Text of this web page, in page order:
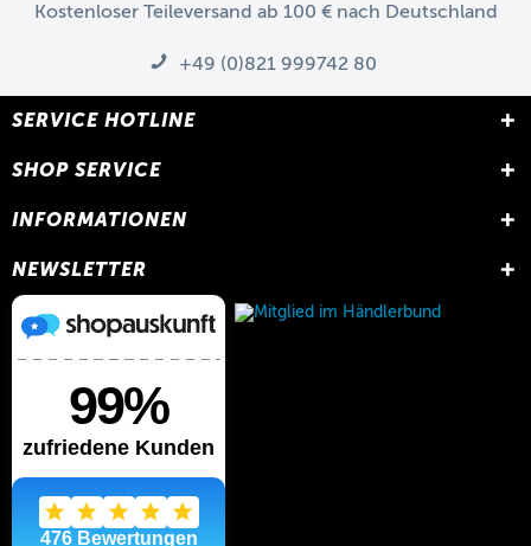
Kostenloser Teileversand ab 100 € nach Deutschland
+49 (0)821 999742 80
SERVICE HOTLINE
SHOP SERVICE
INFORMATIONEN
NEWSLETTER